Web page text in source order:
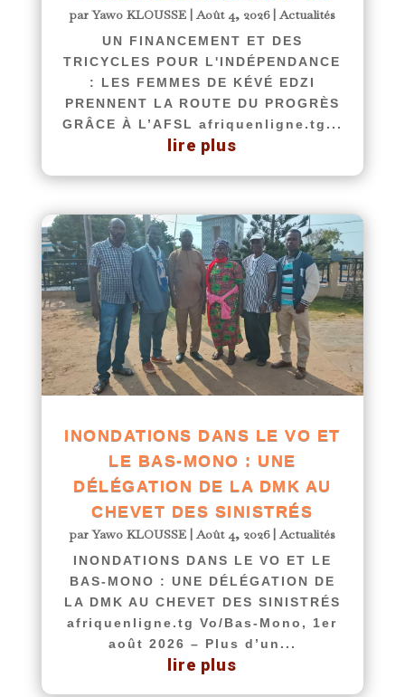
parYawo KLOUSSE |Août 4, 2026|Actualités
UN FINANCEMENT ET DES
TRICYCLES POUR L'INDÉPENDANCE
: LES FEMMES DE KÉVÉ EDZI
PRENNENT LA ROUTE DU PROGRÈS
GRÂCE À L’AFSL afriquenligne.tg...
lire plus
INONDATIONS DANS LE VO ET
LE BAS-MONO : UNE
DÉLÉGATION DE LA DMK AU
CHEVET DES SINISTRÉS
parYawo KLOUSSE |Août 4, 2026|Actualités
INONDATIONS DANS LE VO ET LE
BAS-MONO : UNE DÉLÉGATION DE
LA DMK AU CHEVET DES SINISTRÉS
afriquenligne.tg Vo/Bas-Mono, 1er
août 2026 – Plus d’un...
lire plus